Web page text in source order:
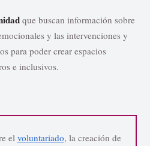
que buscan información sobre
y las intervenciones y
para poder crear espacios
e inclusivos.
el voluntariado, la creación de